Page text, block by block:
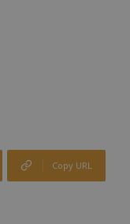
Copy URL